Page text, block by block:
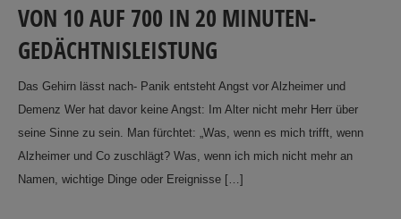
VON 10 AUF 700 IN 20 MINUTEN-
GEDÄCHTNISLEISTUNG
Das Gehirn lässt nach- Panik entsteht Angst vor Alzheimer und
Demenz Wer hat davor keine Angst: Im Alter nicht mehr Herr über
seine Sinne zu sein. Man fürchtet: „Was, wenn es mich trifft, wenn
Alzheimer und Co zuschlägt? Was, wenn ich mich nicht mehr an
Namen, wichtige Dinge oder Ereignisse […]